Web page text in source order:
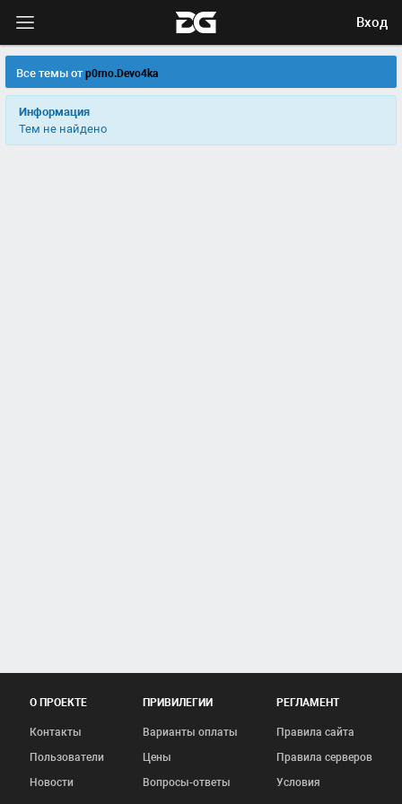
Вход
Все темы отp0rno.Devo4ka
Информация
Тем не найдено
О ПРОЕКТЕ
Контакты
Пользователи
Новости
ПРИВИЛЕГИИ
Варианты оплаты
Цены
Вопросы-ответы
РЕГЛАМЕНТ
Правила сайта
Правила серверов
Условия